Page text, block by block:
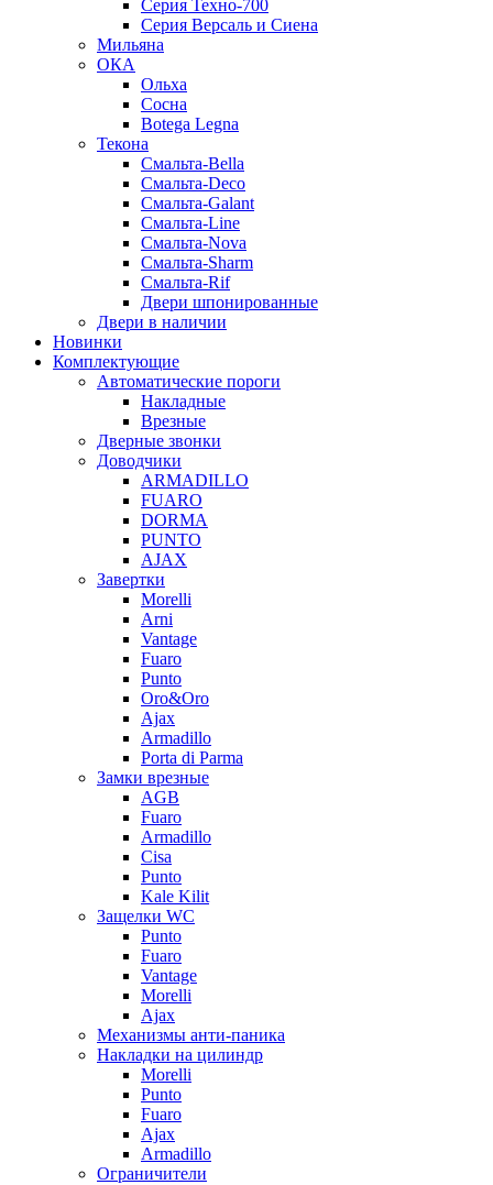
Серия Техно-700
Серия Версаль и Сиена
Мильяна
ОКА
Ольха
Сосна
Botega Legna
Текона
Смальта-Bella
Смальта-Deco
Смальта-Galant
Смальта-Line
Смальта-Nova
Смальта-Sharm
Смальта-Rif
Двери шпонированные
Двери в наличии
Новинки
Комплектующие
Автоматические пороги
Накладные
Врезные
Дверные звонки
Доводчики
ARMADILLO
FUARO
DORMA
PUNTO
AJAX
Завертки
Morelli
Arni
Vantage
Fuaro
Punto
Oro&Oro
Ajax
Armadillo
Porta di Parma
Замки врезные
AGB
Fuaro
Armadillo
Cisa
Punto
Kale Kilit
Защелки WC
Punto
Fuaro
Vantage
Morelli
Ajax
Механизмы анти-паника
Накладки на цилиндр
Morelli
Punto
Fuaro
Ajax
Armadillo
Ограничители